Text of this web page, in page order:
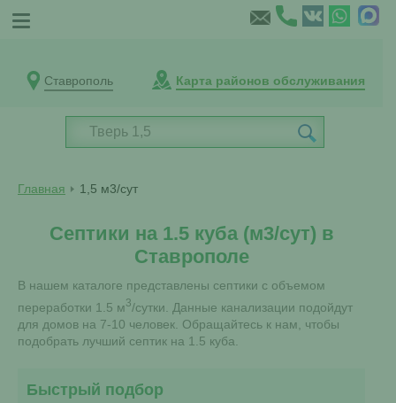
Ставрополь Карта районов обслуживания
Главная 1,5 м3/сут
Септики на 1.5 куба (м3/сут) в
Ставрополе
В нашем каталоге представлены септики с объемом
переработки 1.5 м3/сутки. Данные канализации подойдут
для домов на 7-10 человек. Обращайтесь к нам, чтобы
подобрать лучший септик на 1.5 куба.
Быстрый подбор